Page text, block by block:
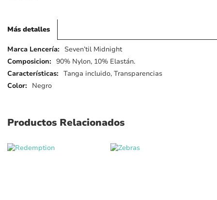
Más detalles
Más
detalles
Seven’til Midnight
90% Nylon, 10% Elastán.
Tanga incluido, Transparencias
Negro
Productos Relacionados